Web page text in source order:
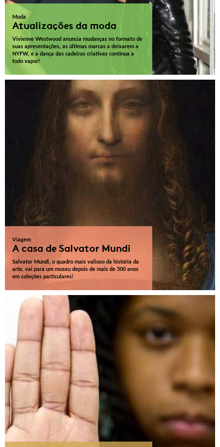
Moda
Atualizações da moda
Vivienne Westwood anuncia mudanças no formato de
suas apresentações, as últimas marcas a deixarem a
NYFW, e a dança das cadeiras criativas continua a
todo vapor!
Viagem
A casa de Salvator Mundi
Salvator Mundi, o quadro mais valioso da história da
arte, vai para um museu depois de mais de 500 anos
em coleções particulares!